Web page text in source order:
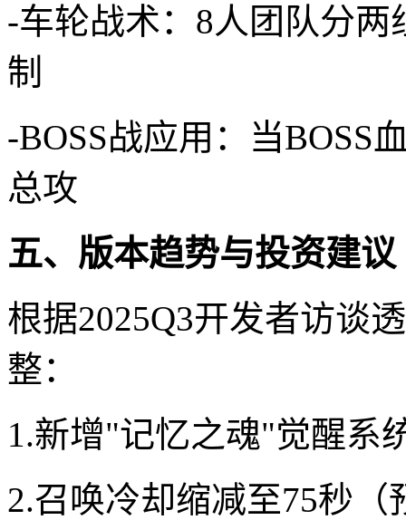
-车轮战术：8人团队分
制
-BOSS战应用：当BOSS
总攻
五、版本趋势与投资建议
根据2025Q3开发者访谈
整：
1.新增"记忆之魂"觉醒系
2.召唤冷却缩减至75秒（